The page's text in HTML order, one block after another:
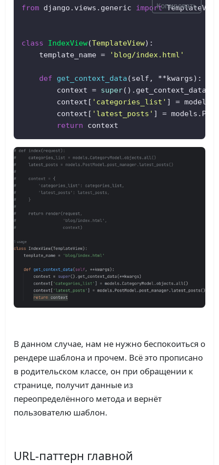
from django.views.generic import TemplateView
class IndexView(TemplateView):
    template_name =
'blog/index.html'
def get_context_data (self, **kwargs):
        context =
super
        context[
'categories_list' ] =
        context[
'latest_posts' ] =
return context
Копировать
В данном случае, нам не нужно беспокоиться о
рендере шаблона и прочем. Всё это прописано
в родительском классе, он при обращении к
странице, получит данные из
переопределённого метода и вернёт
пользователю шаблон.
URL-паттерн главной